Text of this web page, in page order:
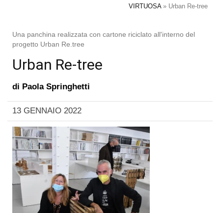
VIRTUOSA» Urban Re-tree
Una panchina realizzata con cartone riciclato all'interno del
progetto Urban Re.tree
Urban Re-tree
di Paola Springhetti
13 GENNAIO 2022